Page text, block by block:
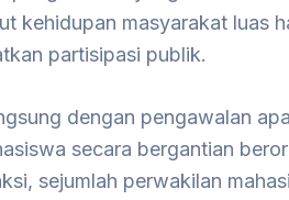
kehidupan masyarakat luas
partisipasi publik.
dengan pengawalan
secara bergantian
sejumlah perwakilan